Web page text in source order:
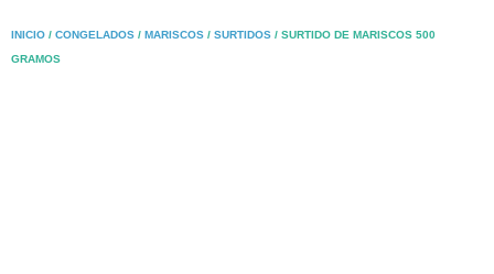
INICIO / CONGELADOS / MARISCOS / SURTIDOS / SURTIDO DE MARISCOS 500
GRAMOS